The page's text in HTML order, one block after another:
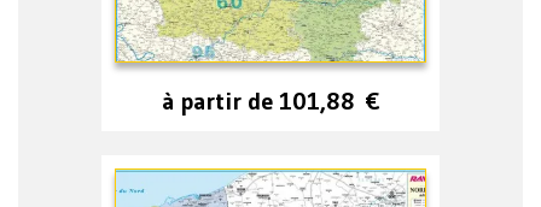
à partir de 101,88 €